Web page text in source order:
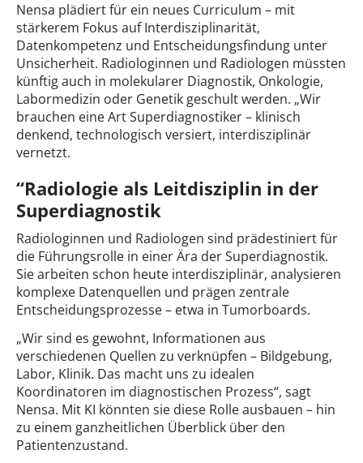
Nensa plädiert für ein neues Curriculum – mit
stärkerem Fokus auf Interdisziplinarität,
Datenkompetenz und Entscheidungsfindung unter
Unsicherheit. Radiologinnen und Radiologen müssten
künftig auch in molekularer Diagnostik, Onkologie,
Labormedizin oder Genetik geschult werden. „Wir
brauchen eine Art Superdiagnostiker – klinisch
denkend, technologisch versiert, interdisziplinär
vernetzt.
“Radiologie als Leitdisziplin in der
Superdiagnostik
Radiologinnen und Radiologen sind prädestiniert für
die Führungsrolle in einer Ära der Superdiagnostik.
Sie arbeiten schon heute interdisziplinär, analysieren
komplexe Datenquellen und prägen zentrale
Entscheidungsprozesse – etwa in Tumorboards.
„Wir sind es gewohnt, Informationen aus
verschiedenen Quellen zu verknüpfen – Bildgebung,
Labor, Klinik. Das macht uns zu idealen
Koordinatoren im diagnostischen Prozess“, sagt
Nensa. Mit KI könnten sie diese Rolle ausbauen – hin
zu einem ganzheitlichen Überblick über den
Patientenzustand.